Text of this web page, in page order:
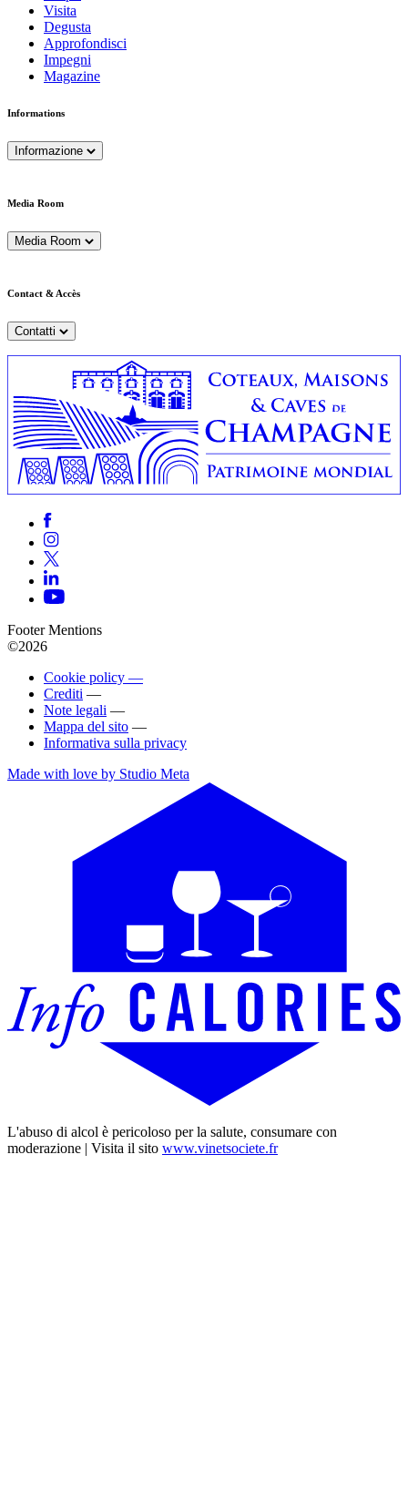
Visita
Degusta
Approfondisci
Impegni
Magazine
Informations
Informazione
Media Room
Media Room
Contact & Accès
Contatti
Footer Mentions
©2026
Cookie policy —
Crediti —
Note legali —
Mappa del sito —
Informativa sulla privacy
Made with love by Studio Meta
L'abuso di alcol è pericoloso per la salute, consumare con
moderazione | Visita il sito www.vinetsociete.fr